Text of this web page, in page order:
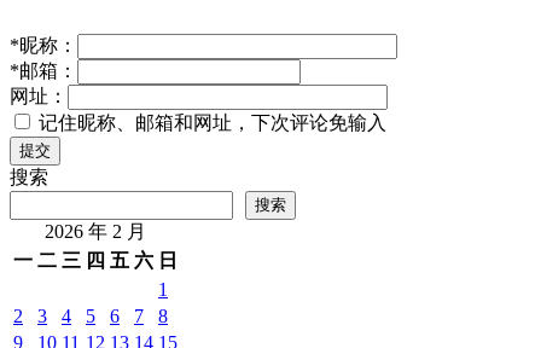
*昵称：
*邮箱：
网址：
记住昵称、邮箱和网址，下次评论免输入
提交
搜索
搜索
2026 年 2 月
一 二 三 四 五 六 日
1
2
3 4 5 6 7
8
9
10 11 12 13 14 15